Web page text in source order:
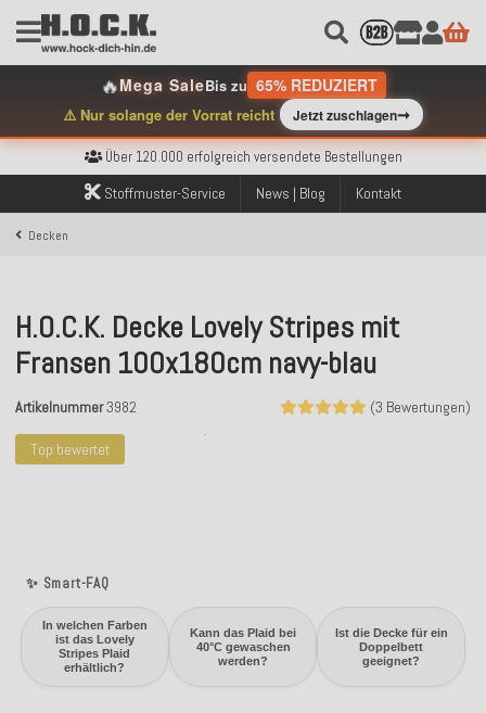
🔥Mega SaleBis zu 65% REDUZIERT
⚠️ Nur solange der Vorrat reicht Jetzt zuschlagen➞
Kostenloser Versand innerhalb Deutschlands ab 99€ Bestellwert
Über 120.000 erfolgreich versendete Bestellungen
Sicher bezahlen mit Klarna, PayPal & Amazon Pay
Kostenloser Versand innerhalb Deutschlands ab 99€ Bestellwert
Über 120.000 erfolgreich versendete Bestellungen
Sicher bezahlen mit Klarna, PayPal & Amazon Pay
Kostenloser Versand innerhalb Deutschlands ab 99€ Bestellwert
Stoffmuster-Service News | Blog Kontakt
Decken
Top bewertet
✨ Smart-FAQ
In welchen Farben
ist das Lovely
Stripes Plaid
erhältlich?
Kann das Plaid bei
40°C gewaschen
werden?
Ist die Decke für ein
Doppelbett
geeignet?
H.O.C.K. Decke Lovely Stripes mit
Fransen 100x180cm navy-blau
(3 Bewertungen)
Artikelnummer3982